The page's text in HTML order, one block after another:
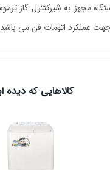
عملکرد اتومات فن می
کالاهایی که دیده